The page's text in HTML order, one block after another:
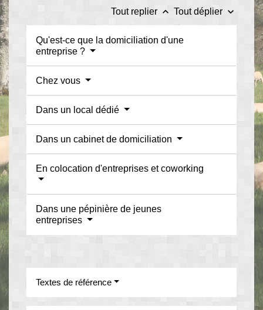
Tout replier keyboard_arrow_up Tout déplier keyboard_arrow_down
Qu'est-ce que la domiciliation d'une
entreprise ?
Chez vous
Dans un local dédié
Dans un cabinet de domiciliation
En colocation d'entreprises et coworking
Dans une pépinière de jeunes
entreprises
Textes de référence